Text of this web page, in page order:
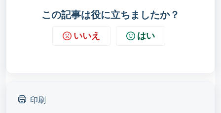
この記事は役に立ちましたか？
いいえ はい
印刷